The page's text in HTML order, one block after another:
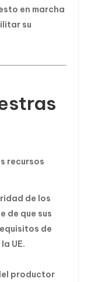
en marcha
su
recursos
de los
de que sus
de
UE.
productor